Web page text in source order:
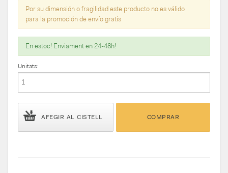
Por su dimensión o fragilidad este producto no es válido
para la promoción de envío gratis
En estoc! Enviament en 24-48h!
Unitats:
AFEGIR AL CISTELL COMPRAR